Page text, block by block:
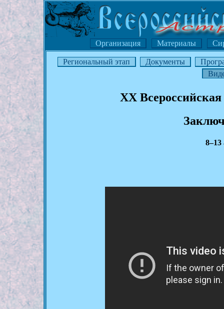
Организация Материалы
Региональный этап Документы
XX
8–13